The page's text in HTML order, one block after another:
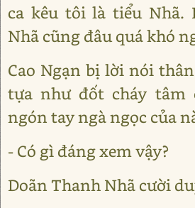
ca kêu tôi là tiểu Nhã.
Nhã cũng đâu quá khó
Cao Ngạn bị lời nói
tựa như đốt cháy tâm
ngón tay ngà ngọc của
- Có gì đáng xem vậy?
Doãn Thanh Nhã cười